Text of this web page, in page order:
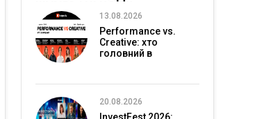
13.08.2026
Performance vs.
Creative: хто
головний в
20.08.2026